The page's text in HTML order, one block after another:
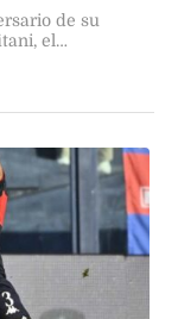
de su
el
bicampeones